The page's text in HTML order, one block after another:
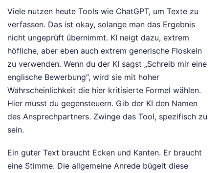
Viele nutzen heute Tools wie ChatGPT, um Texte zu
verfassen. Das ist okay, solange man das Ergebnis
nicht ungeprüft übernimmt. KI neigt dazu, extrem
höfliche, aber eben auch extrem generische Floskeln
zu verwenden. Wenn du der KI sagst „Schreib mir eine
englische Bewerbung“, wird sie mit hoher
Wahrscheinlichkeit die hier kritisierte Formel wählen.
Hier musst du gegensteuern. Gib der KI den Namen
des Ansprechpartners. Zwinge das Tool, spezifisch zu
sein.
Ein guter Text braucht Ecken und Kanten. Er braucht
eine Stimme. Die allgemeine Anrede bügelt diese